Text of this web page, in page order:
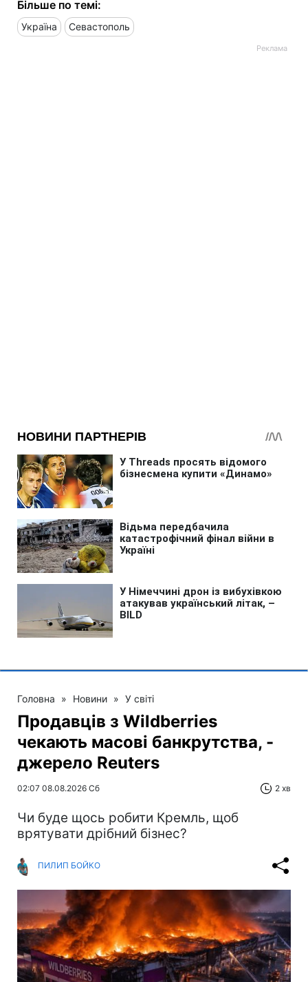
Більше по темі:
Україна Севастополь
Головна » Новини » У світі
Продавців з Wildberries
чекають масові банкрутства, -
джерело Reuters
02:07 08.08.2026 Сб 2 хв
Чи буде щось робити Кремль, щоб
врятувати дрібний бізнес?
ПИЛИП БОЙКО